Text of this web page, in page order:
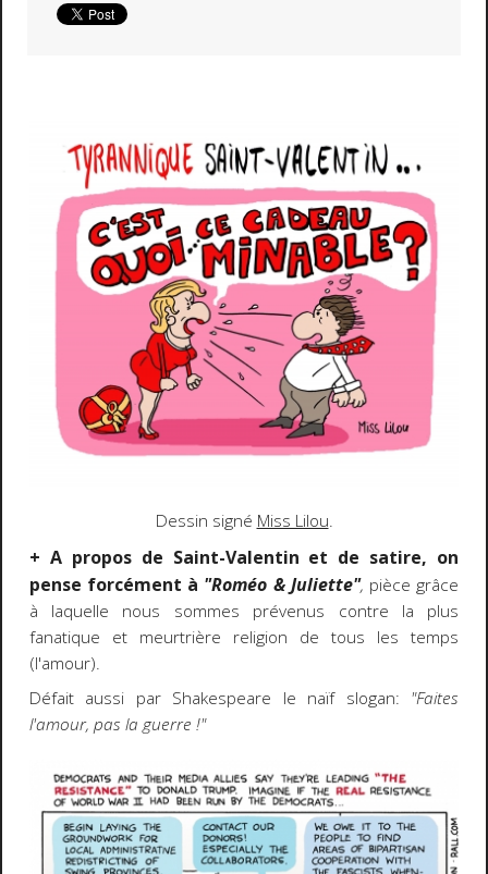
Dessin signé Miss Lilou.
+ A propos de Saint-Valentin et de satire, on
pense forcément à "Roméo & Juliette", pièce grâce
à laquelle nous sommes prévenus contre la plus
fanatique et meurtrière religion de tous les temps
(l'amour).
Défait aussi par Shakespeare le naïf slogan: "Faites
l'amour, pas la guerre !"